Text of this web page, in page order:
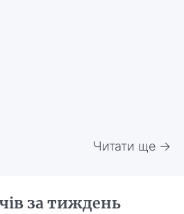
Читати ще →
за тиждень